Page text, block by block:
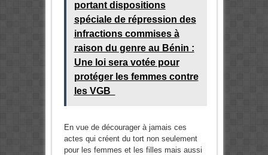
portant dispositions
spéciale de répression des
infractions commises à
raison du genre au Bénin :
Une loi sera votée pour
protéger les femmes contre
les VGB
En vue de décourager à jamais ces
actes qui créent du tort non seulement
pour les femmes et les filles mais aussi